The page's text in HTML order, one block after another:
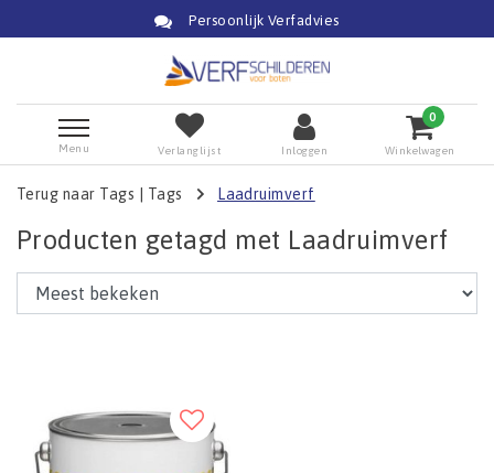
Persoonlijk Verfadvies
Menu Verlanglijst Inloggen
0
Winkelwagen
Terug naar Tags Tags Laadruimverf
Producten getagd met Laadruimverf